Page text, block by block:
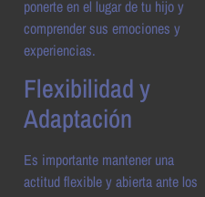
ponerte en el lugar de tu hijo y
comprender sus emociones y
experiencias.
Flexibilidad y
Adaptación
Es importante mantener una
actitud flexible y abierta ante los